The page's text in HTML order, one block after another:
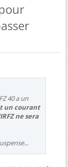
40 a un
un courant
ne sera